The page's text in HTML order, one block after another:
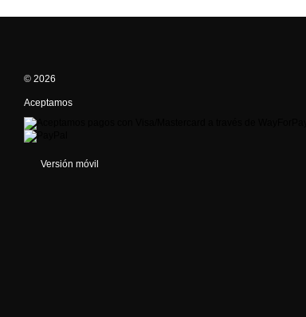
© 2026
Aceptamos
Versión móvil